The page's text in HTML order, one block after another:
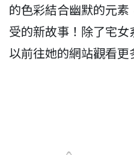
的色彩結合幽默的元
受的新故事！除了宅
以前往她的網站觀看更